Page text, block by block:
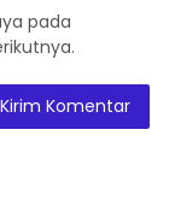
pada